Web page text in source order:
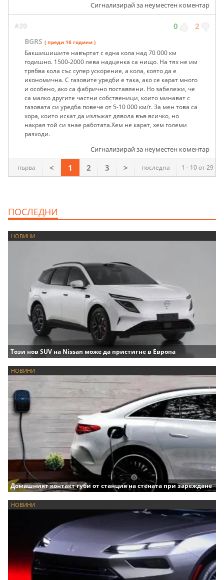
Сигнализирай за неуместен коментар
#20 0 2
BGRS ( преди 16 години )
Бакшишишите навъртат с една кола над 70 000 км
годишно. 1500-2000 лева надценка са нищо. На тях не им
трябва кола със супер ускорение, а кола, която да е
икономична. С газовите уредби е така, ако се карат много
и особено, ако са фабрично поставяени. Но забележи, че
са малко другите частни собственици, които минават с
газовата си уредба повече от 5-10 000 км/г. За мен това са
хора, които искат да излъжат дявола във всичко, но
накрая той си знае работата.Хем не карат, хем големи
разходи.
Сигнализирай за неуместен коментар
1 - 10 от 29
първа < 1 2 3 > последна
ПОСЛЕДНИ
НОВИНИ
Този нов SUV на Nissan може да пристигне в Европа
НОВИНИ
Домашният контакт губи от станция на стената при зареждане
НОВИНИ